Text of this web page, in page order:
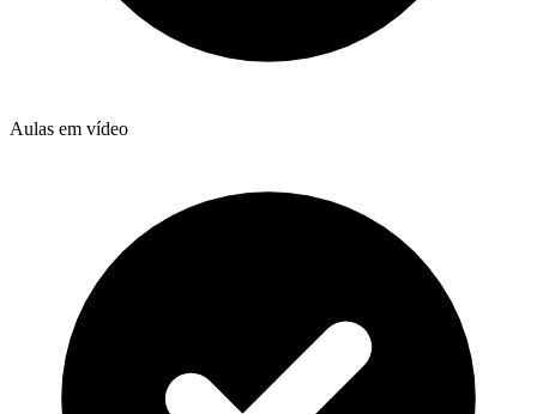
Aulas em vídeo